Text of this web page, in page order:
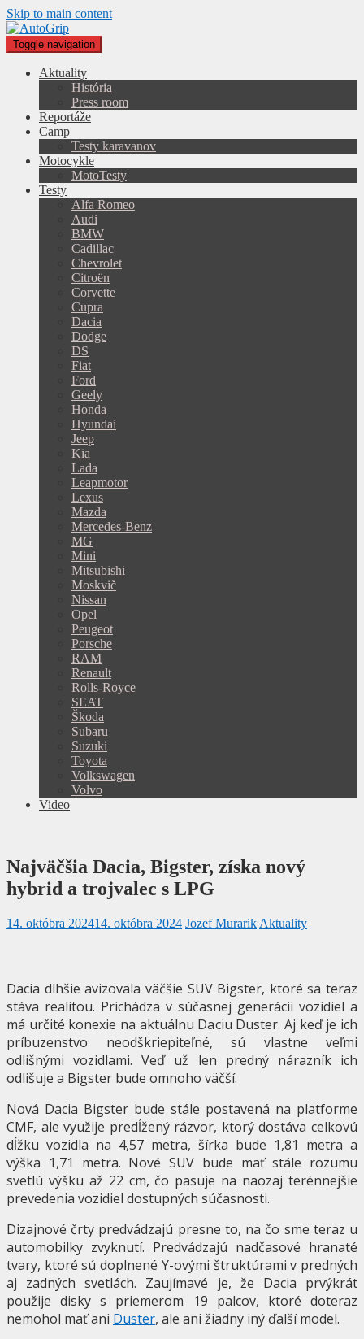
Skip to main content
Toggle navigation
Aktuality
História
Press room
Reportáže
Camp
Testy karavanov
Motocykle
MotoTesty
Testy
Alfa Romeo
Audi
BMW
Cadillac
Chevrolet
Citroën
Corvette
Cupra
Dacia
Dodge
DS
Fiat
Ford
Geely
Honda
Hyundai
Jeep
Kia
Lada
Leapmotor
Lexus
Mazda
Mercedes-Benz
MG
Mini
Mitsubishi
Moskvič
Nissan
Opel
Peugeot
Porsche
RAM
Renault
Rolls-Royce
SEAT
Škoda
Subaru
Suzuki
Toyota
Volkswagen
Volvo
Video
Najväčšia Dacia, Bigster, získa nový
hybrid a trojvalec s LPG
14. októbra 202414. októbra 2024 Jozef Murarik Aktuality
Dacia dlhšie avizovala väčšie SUV Bigster, ktoré sa teraz
stáva realitou. Prichádza v súčasnej generácii vozidiel a
má určité konexie na aktuálnu Daciu Duster. Aj keď je ich
príbuzenstvo neodškriepiteľné, sú vlastne veľmi
odlišnými vozidlami. Veď už len predný nárazník ich
odlišuje a Bigster bude omnoho väčší.
Nová Dacia Bigster bude stále postavená na platforme
CMF, ale využije predĺžený rázvor, ktorý dostáva celkovú
dĺžku vozidla na 4,57 metra, šírka bude 1,81 metra a
výška 1,71 metra. Nové SUV bude mať stále rozumu
svetlú výšku až 22 cm, čo pasuje na naozaj terénnejšie
prevedenia vozidiel dostupných súčasnosti.
Dizajnové črty predvádzajú presne to, na čo sme teraz u
automobilky zvyknutí. Predvádzajú nadčasové hranaté
tvary, ktoré sú doplnené Y-ovými štruktúrami v predných
aj zadných svetlách. Zaujímavé je, že Dacia prvýkrát
použije disky s priemerom 19 palcov, ktoré doteraz
nemohol mať ani Duster, ale ani žiadny iný ďalší model.